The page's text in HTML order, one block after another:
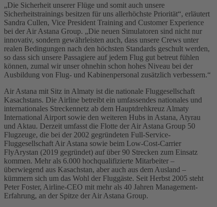
„Die Sicherheit unserer Flüge und somit auch unsere
Sicherheitstrainings besitzen für uns allerhöchste Priorität“, erläutert
Sandra Cullen, Vice President Training and Customer Experience
bei der Air Astana Group. „Die neuen Simulatoren sind nicht nur
innovativ, sondern gewährleisten auch, dass unsere Crews unter
realen Bedingungen nach den höchsten Standards geschult werden,
so dass sich unsere Passagiere auf jedem Flug gut betreut fühlen
können, zumal wir unser ohnehin schon hohes Niveau bei der
Ausbildung von Flug- und Kabinenpersonal zusätzlich verbessern.“
Air Astana mit Sitz in Almaty ist die nationale Fluggesellschaft
Kasachstans. Die Airline betreibt ein umfassendes nationales und
internationales Streckennetz ab dem Hauptdrehkreuz Almaty
International Airport sowie den weiteren Hubs in Astana, Atyrau
und Aktau. Derzeit umfasst die Flotte der Air Astana Group 50
Flugzeuge, die bei der 2002 gegründeten Full-Service-
Fluggesellschaft Air Astana sowie beim Low-Cost-Carrier
FlyArystan (2019 gegründet) auf über 90 Strecken zum Einsatz
kommen. Mehr als 6.000 hochqualifizierte Mitarbeiter –
überwiegend aus Kasachstan, aber auch aus dem Ausland –
kümmern sich um das Wohl der Fluggäste. Seit Herbst 2005 steht
Peter Foster, Airline-CEO mit mehr als 40 Jahren Management-
Erfahrung, an der Spitze der Air Astana Group.